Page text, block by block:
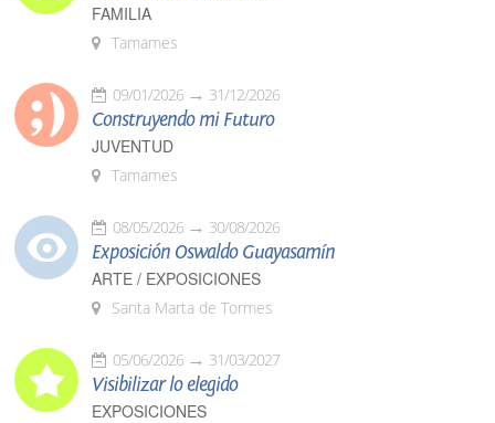
FAMILIA
Tamames
09/01/2026 31/12/2026
Construyendo mi Futuro
JUVENTUD
Tamames
08/05/2026 30/08/2026
Exposición Oswaldo Guayasamín
ARTE / EXPOSICIONES
Santa Marta de Tormes
05/06/2026 31/03/2027
Visibilizar lo elegido
EXPOSICIONES